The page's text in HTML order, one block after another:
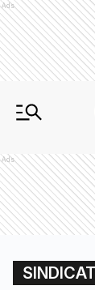
Ads
Ads